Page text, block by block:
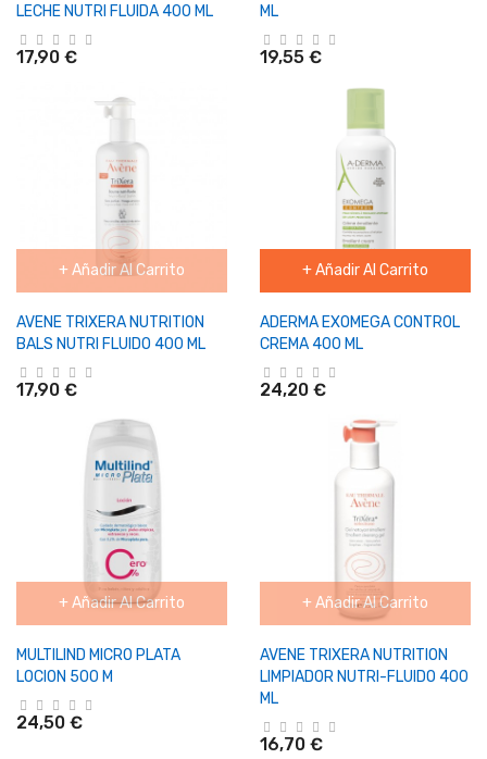
LECHE NUTRI FLUIDA 400 ML
17,90 €
ML
19,55 €
+ Añadir Al Carrito
AVENE TRIXERA NUTRITION
BALS NUTRI FLUIDO 400 ML
17,90 €
+ Añadir Al Carrito
ADERMA EXOMEGA CONTROL
CREMA 400 ML
24,20 €
+ Añadir Al Carrito
MULTILIND MICRO PLATA
LOCION 500 M
24,50 €
+ Añadir Al Carrito
AVENE TRIXERA NUTRITION
LIMPIADOR NUTRI-FLUIDO 400
ML
16,70 €